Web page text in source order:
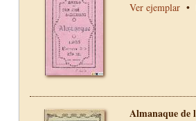
Ver ejemplar •
Almanaque de